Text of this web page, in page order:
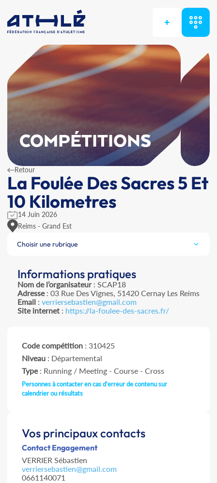
+
COMPÉTITIONS
Retour
La Foulée Des Sacres 5 Et
10 Kilometres
14 Juin 2026
Reims - Grand Est
Choisir une rubrique
Informations pratiques
Nom de l’organisateur: SCAP18
Adresse: 03 Rue Des Vignes, 51420 Cernay Les Reims
Email : verriersebastien@gmail.com
Site internet : https://la-foulee-des-sacres.fr/
Code compétition : 310425
Niveau : Départemental
Type: Running / Meeting - Course - Cross
Personnes à contacter en cas d'erreur de contenu sur
calendrier ou résultats
Vos principaux contacts
Contact Engagement
VERRIER Sébastien
verriersebastien@gmail.com
0661140071